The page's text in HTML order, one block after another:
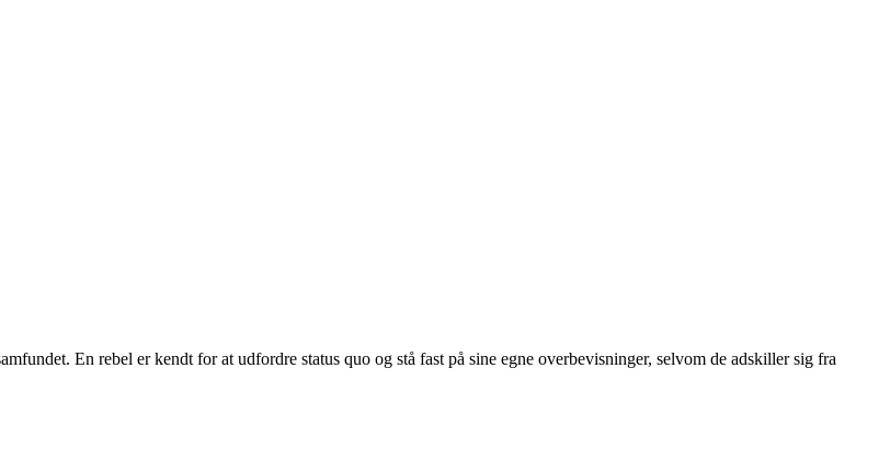
En rebel er kendt for at udfordre status quo og stå fast på sine egne overbevisninger, selvom de adskiller sig fra